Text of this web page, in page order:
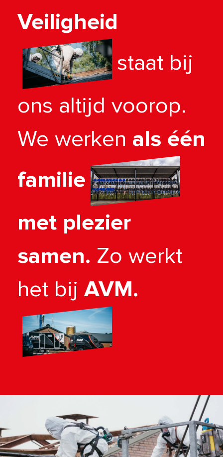
Veiligheid
staat bij
ons altijd voorop.
We werken als één
familie
met plezier
samen. Zo werkt
het bij AVM.